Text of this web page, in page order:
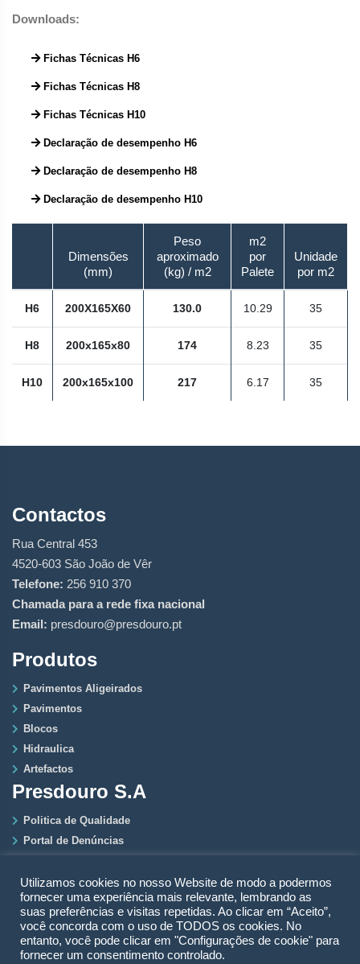
Downloads:
Fichas Técnicas H6
Fichas Técnicas H8
Fichas Técnicas H10
Declaração de desempenho H6
Declaração de desempenho H8
Declaração de desempenho H10
Dimensões
(mm)
Peso
aproximado
(kg) / m2
m2
por
Palete
Unidade
por m2
H6 200X165X60 130.0 10.29 35
H8 200x165x80 174 8.23 35
H10 200x165x100 217 6.17 35
Utilizamos cookies no nosso Website de modo a podermos
fornecer uma experiência mais relevante, lembrando as
suas preferências e visitas repetidas. Ao clicar em “Aceito”,
você concorda com o uso de TODOS os cookies. No
entanto, você pode clicar em "Configurações de cookie" para
fornecer um consentimento controlado.
Contactos
Rua Central 453
4520-603 São João de Vêr
Telefone: 256 910 370
Chamada para a rede fixa nacional
Email: presdouro@presdouro.pt
Produtos
Pavimentos Aligeirados
Pavimentos
Blocos
Hidraulica
Artefactos
Presdouro S.A
Politica de Qualidade
Portal de Denúncias
Politica de Privacidade
Quem Somos